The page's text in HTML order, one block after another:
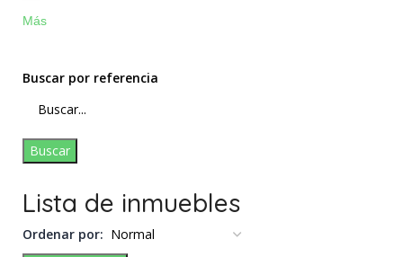
Más
Buscar por referencia
Buscar
Lista de inmuebles
Ordenar por: